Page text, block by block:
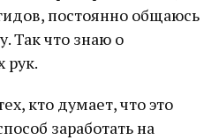
постоянно общаюсь
Так что знаю о
рук.
кто думает, что это
заработать на